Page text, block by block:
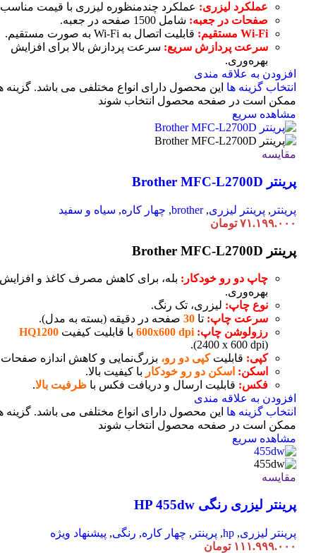
عملکرد لیزری: عملکرد چندمنظوره لیزری با قیمت
صفحات در جعبه: شامل 1500 صفحه در جعبه.
Wi-Fi مستقیم:
قابلیت اتصال به Wi-Fi به صورت مستقیم.
سرعت پردازش سریع: سرعت پردازش بالا برای افزایش
بهره‌وری.
افزودن به علاقه مندی
انتخاب گزینه ها این محصول دارای انواع مختلفی می باشد. گزینه
ممکن است در صفحه محصول انتخاب شوند
مشاهده سریع
مقایسه
پرینتر Brother MFC-L2700D
پرینتر , پرینتر لیزری,
brother
, چهار کاره, سیاه و سفید
۷۱.۱۹۹.۰۰۰ تومان
پرینتر Brother MFC-L2700D
چاپ دو رو خودکار: بله، برای کاهش مصرف کاغذ و افزایش
بهره‌وری.
نوع چاپ: لیزری، تک رنگ.
سرعت چاپ: تا 30 صفحه در دقیقه (بسته به مدل).
رزولوشن چاپ: 600x600 dpi با قابلیت کیفیت HQ1200
(2400 x 600 dpi).
کپی: قابلیتکپی دو رو، بزرگ‌نمایی و کاهش اندازه
اسکن: اسکن دو رو خودکار با کیفیت بالا.
فکس: قابلیت ارسال و دریافت فکس با ظرفیت بالا.
افزودن به علاقه مندی
انتخاب گزینه ها این محصول دارای انواع مختلفی می باشد. گزینه
ممکن است در صفحه محصول انتخاب شوند
مشاهده سریع
مقایسه
پرینتر لیزری رنگی HP 455dw
پرینتر لیزری,
hp
, پرینتر , چهار کاره, رنگی, پیشنهاد ویژه
۱۱۱.۹۹۹.۰۰۰ تومان